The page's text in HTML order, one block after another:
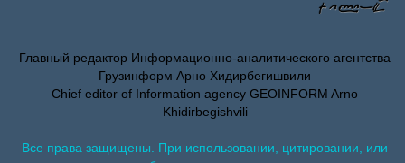
Главный редактор Информационно-аналитического агентства
Грузинформ Арно Хидирбегишвили
Chief editor of Information agency GEOINFORM Arno
Khidirbegishvili
Все права защищены. При использовании, цитировании, или